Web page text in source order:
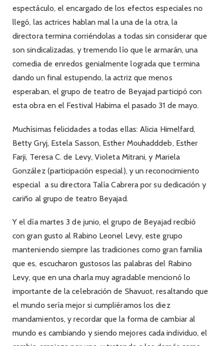
espectáculo, el encargado de los efectos especiales no
llegó, las actrices hablan mal la una de la otra, la
directora termina corriéndolas a todas sin considerar que
son sindicalizadas, y tremendo lío que le armarán, una
comedia de enredos genialmente lograda que termina
dando un final estupendo, la actriz que menos
esperaban, el grupo de teatro de Beyajad participó con
esta obra en el Festival Habima el pasado 31 de mayo.
Muchísimas felicidades a todas ellas: Alicia Himelfard,
Betty Gryj, Estela Sasson, Esther Mouhadddeb, Esther
Farji, Teresa C. de Levy, Violeta Mitrani, y Mariela
González (participación especial), y un reconocimiento
especial a su directora Talía Cabrera por su dedicación y
cariño al grupo de teatro Beyajad.
Y el día martes 3 de junio, el grupo de Beyajad recibió
con gran gusto al Rabino Leonel Levy, este grupo
manteniendo siempre las tradiciones como gran familia
que es, escucharon gustosos las palabras del Rabino
Levy, que en una charla muy agradable mencionó lo
importante de la celebración de Shavuot, resaltando que
el mundo sería mejor si cumpliéramos los diez
mandamientos, y recordar que la forma de cambiar al
mundo es cambiando y siendo mejores cada individuo, el